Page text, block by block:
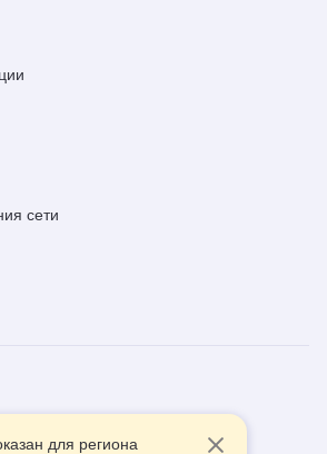
сети
для региона